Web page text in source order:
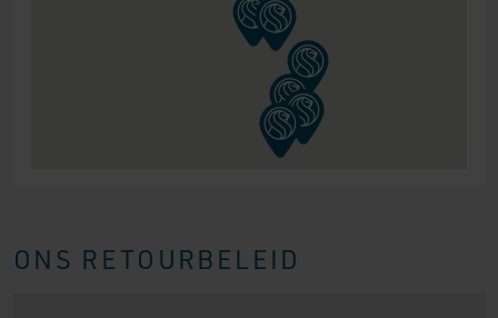
ONS RETOURBELEID